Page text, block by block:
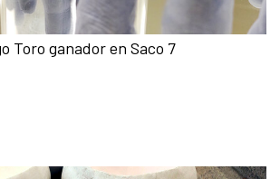
Toro ganador en Saco 7